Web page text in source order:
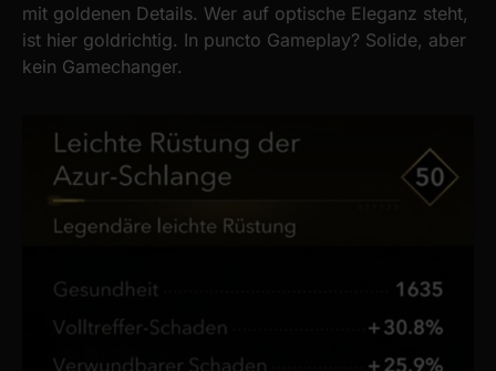
mit goldenen Details. Wer auf optische Eleganz steht,
ist hier goldrichtig. In puncto Gameplay? Solide, aber
kein Gamechanger.